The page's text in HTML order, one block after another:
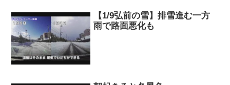
【1/9弘前の雪】排雪進む一方
雨で路面悪化も